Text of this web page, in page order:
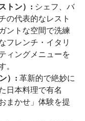
トン）: シェフ、バ
の代表的なレスト
ントな空間で洗練
フレンチ・イタリ
ィングメニューを
。
）: 革新的で絶妙に
日本料理で有名
まかせ」体験を提